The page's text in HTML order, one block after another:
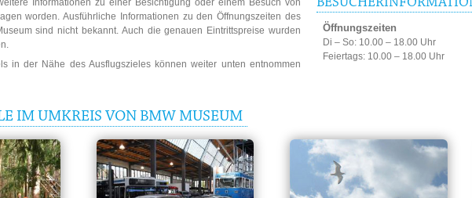
Informationen zu einer Besichtigung oder einem Besuch von
worden. Ausführliche Informationen zu den Öffnungszeiten des
sind nicht bekannt. Auch die genauen Eintrittspreise wurden
in der Nähe des Ausflugszieles können weiter unten entnommen
Öffnungszeiten
Di – So: 10.00 – 18.00 Uhr
Feiertags: 10.00 – 18.00 Uhr
IM UMKREIS VON BMW MUSEUM